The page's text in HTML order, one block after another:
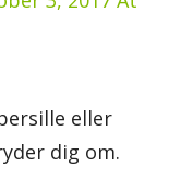
eller
dig om.